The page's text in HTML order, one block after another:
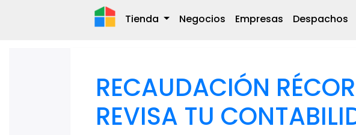
Tienda Negocios Empresas Despachos
RECAUDACIÓN
REVISA TU